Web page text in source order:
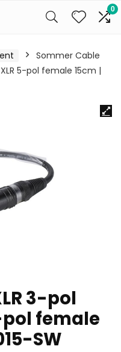
0
Sommer Cable
5-pol female 15cm |
3-pol
pol female
SW